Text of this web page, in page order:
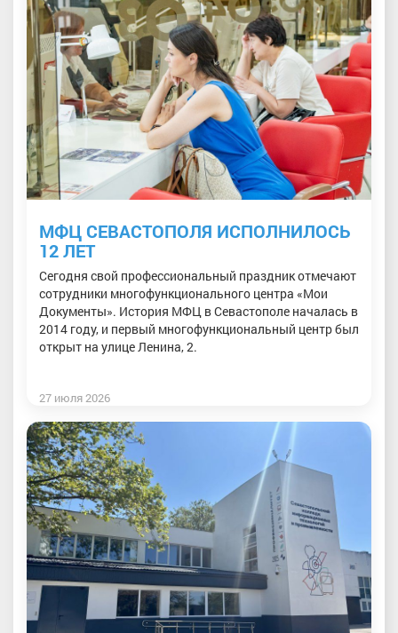
МФЦ СЕВАСТОПОЛЯ ИСПОЛНИЛОСЬ
12 ЛЕТ
Сегодня свой профессиональный праздник отмечают
сотрудники многофункционального центра «Мои
Документы». История МФЦ в Севастополе началась в
2014 году, и первый многофункциональный центр был
открыт на улице Ленина, 2.
27 июля 2026